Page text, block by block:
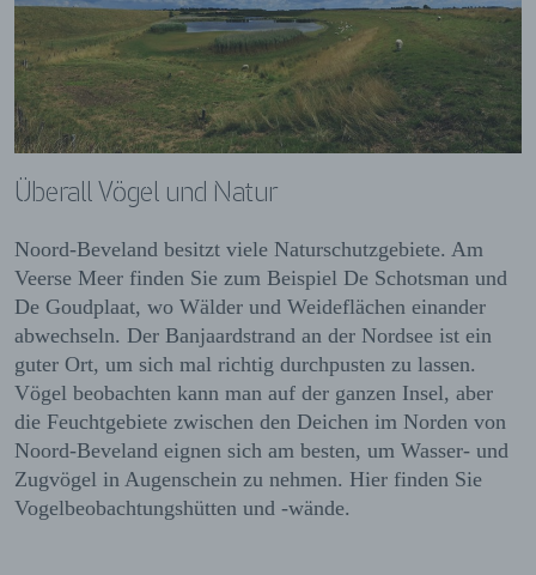
Überall Vögel und Natur
Noord-Beveland besitzt viele Naturschutzgebiete. Am
Veerse Meer finden Sie zum Beispiel De Schotsman und
De Goudplaat, wo Wälder und Weideflächen einander
abwechseln. Der Banjaardstrand an der Nordsee ist ein
guter Ort, um sich mal richtig durchpusten zu lassen.
Vögel beobachten kann man auf der ganzen Insel, aber
die Feuchtgebiete zwischen den Deichen im Norden von
Noord-Beveland eignen sich am besten, um Wasser- und
Zugvögel in Augenschein zu nehmen. Hier finden Sie
Vogelbeobachtungshütten und -wände.